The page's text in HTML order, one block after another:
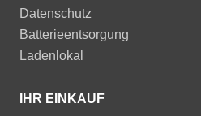
Datenschutz
Batterieentsorgung
Ladenlokal
IHR EINKAUF